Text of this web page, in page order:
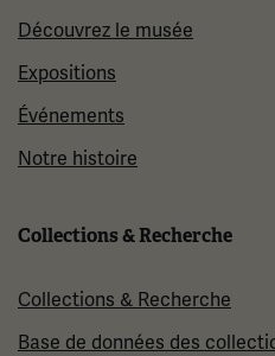
Découvrez le musée
Expositions
Événements
Notre histoire
Collections & Recherche
Collections & Recherche
Base de données des